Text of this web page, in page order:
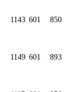
1143 601 850
1149 601 893